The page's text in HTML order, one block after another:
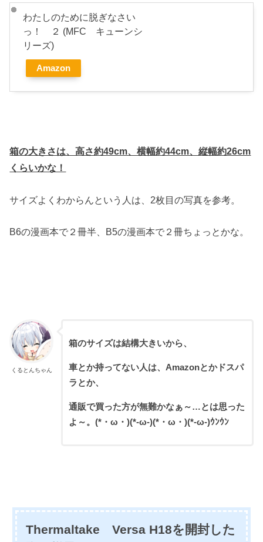
わたしのために脱ぎなさい
っ！ ２ (MFC キューンシ
リーズ)
Amazon
箱の大きさは、高さ約49cm、横幅約44cm、縦幅約26cm
くらいかな！
サイズよくわからんという人は、2枚目の写真を参考。
B6の漫画本で２冊半、B5の漫画本で２冊ちょっとかな。
くるとんちゃん
箱のサイズは結構大きいから、
車とか持ってない人は、Amazonとかドスパ
ラとか、
通販で買った方が無難かなぁ～…とは思った
よ～。(*・ω・)(*-ω-)(*・ω・)(*-ω-)ｳﾝｳﾝ
Thermaltake Versa H18を開封した